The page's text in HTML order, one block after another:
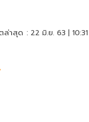
ล่าสุด : 22 มิ.ย. 63 |